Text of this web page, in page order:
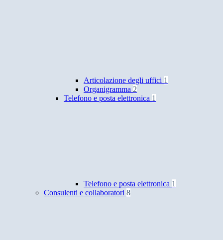
Articolazione degli uffici 1
Organigramma 2
Telefono e posta elettronica 1
Telefono e posta elettronica 1
Consulenti e collaboratori 8